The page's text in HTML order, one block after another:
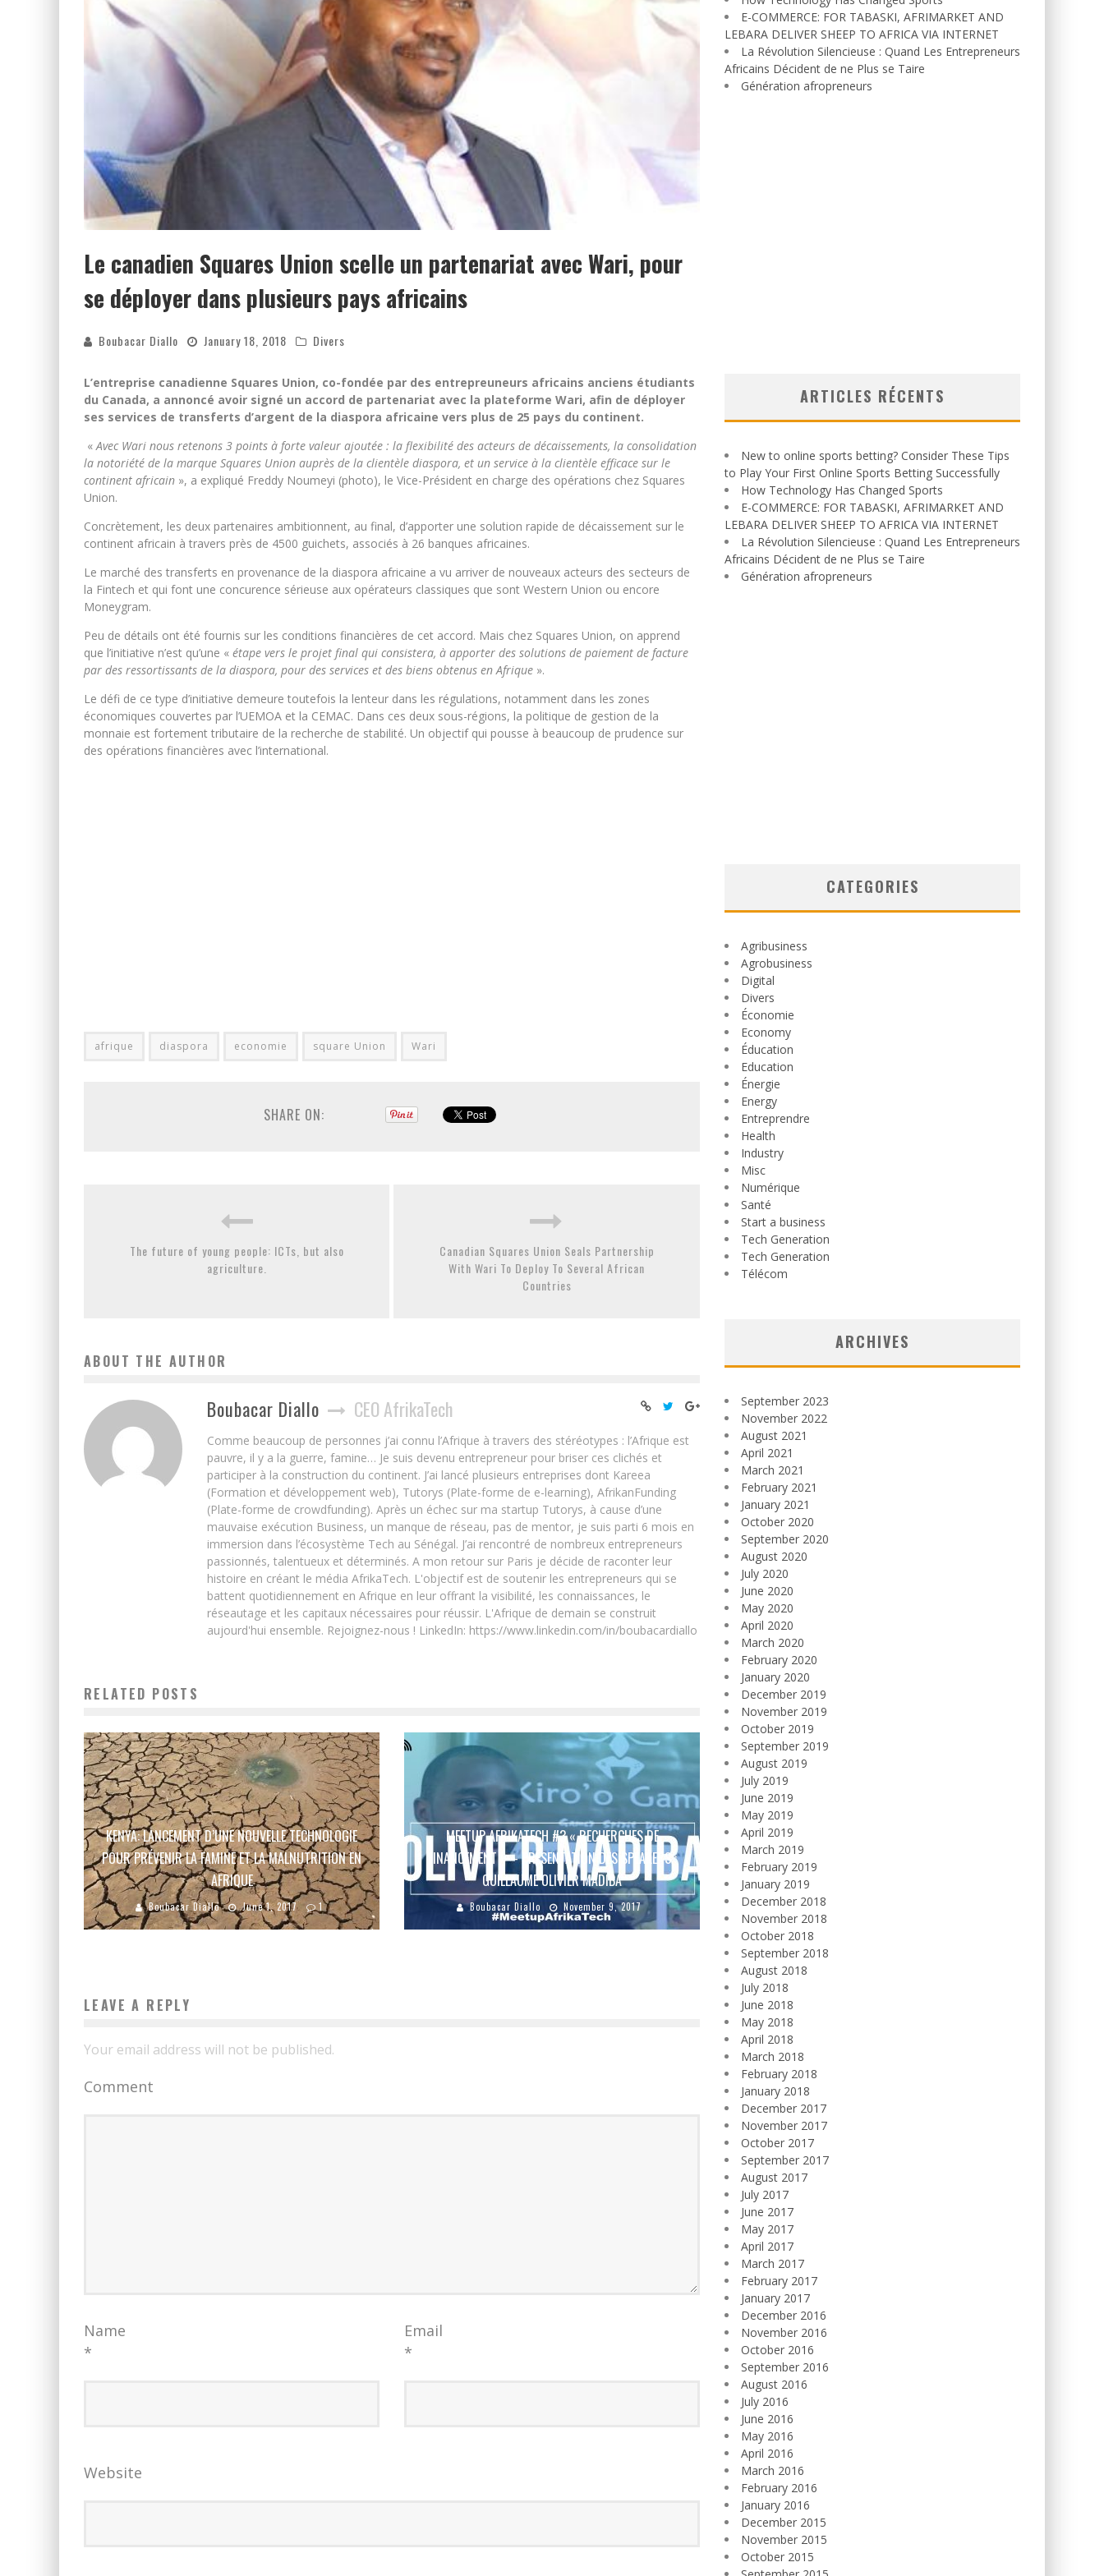
Le canadien Squares Union scelle un partenariat avec Wari, pour
se déployer dans plusieurs pays africains
Boubacar Diallo January 18, 2018 Divers
L’entreprise canadienne Squares Union, co-fondée par des entrepreuneurs africains anciens étudiants
du Canada, a annoncé avoir signé un accord de partenariat avec la plateforme Wari, afin de déployer
ses services de transferts d’argent de la diaspora africaine vers plus de 25 pays du continent.
« Avec Wari nous retenons 3 points à forte valeur ajoutée : la flexibilité des acteurs de décaissements, la consolidation
la notoriété de la marque Squares Union auprès de la clientèle diaspora, et un service à la clientèle efficace sur le
continent africain », a expliqué Freddy Noumeyi (photo), le Vice-Président en charge des opérations chez Squares
Union.
Concrètement, les deux partenaires ambitionnent, au final, d’apporter une solution rapide de décaissement sur le
continent africain à travers près de 4500 guichets, associés à 26 banques africaines.
Le marché des transferts en provenance de la diaspora africaine a vu arriver de nouveaux acteurs des secteurs de
la Fintech et qui font une concurence sérieuse aux opérateurs classiques que sont Western Union ou encore
Moneygram.
Peu de détails ont été fournis sur les conditions financières de cet accord. Mais chez Squares Union, on apprend
que l’initiative n’est qu’une « étape vers le projet final qui consistera, à apporter des solutions de paiement de facture
par des ressortissants de la diaspora, pour des services et des biens obtenus en Afrique ».
Le défi de ce type d’initiative demeure toutefois la lenteur dans les régulations, notamment dans les zones
économiques couvertes par l’UEMOA et la CEMAC. Dans ces deux sous-régions, la politique de gestion de la
monnaie est fortement tributaire de la recherche de stabilité. Un objectif qui pousse à beaucoup de prudence sur
des opérations financières avec l’international.
afrique diaspora economie square Union Wari
SHARE ON:
The future of young people: ICTs, but also
agriculture.
Canadian Squares Union Seals Partnership
With Wari To Deploy To Several African
Countries
ABOUT THE AUTHOR
Boubacar Diallo CEO AfrikaTech
Comme beaucoup de personnes j’ai connu l’Afrique à travers des stéréotypes : l’Afrique est
pauvre, il y a la guerre, famine… Je suis devenu entrepreneur pour briser ces clichés et
participer à la construction du continent. J’ai lancé plusieurs entreprises dont Kareea
(Formation et développement web), Tutorys (Plate-forme de e-learning), AfrikanFunding
(Plate-forme de crowdfunding). Après un échec sur ma startup Tutorys, à cause d’une
mauvaise exécution Business, un manque de réseau, pas de mentor, je suis parti 6 mois en
immersion dans l’écosystème Tech au Sénégal. J’ai rencontré de nombreux entrepreneurs
passionnés, talentueux et déterminés. A mon retour sur Paris je décide de raconter leur
histoire en créant le média AfrikaTech. L'objectif est de soutenir les entrepreneurs qui se
battent quotidiennement en Afrique en leur offrant la visibilité, les connaissances, le
réseautage et les capitaux nécessaires pour réussir. L'Afrique de demain se construit
aujourd'hui ensemble. Rejoignez-nous ! LinkedIn: https://www.linkedin.com/in/boubacardiallo
RELATED POSTS
KENYA: LANCEMENT D’UNE NOUVELLE TECHNOLOGIE
POUR PRÉVENIR LA FAMINE ET LA MALNUTRITION EN
AFRIQUE
Boubacar Diallo June 1, 2017 1
MEETUP AFRIKATECH #3 « RECHERCHES DE
FINANCEMENT » – PRÉSENTATION DES SPEAKERS :
GUILLAUME OLIVIER MADIBA
Boubacar Diallo November 9, 2017
LEAVE A REPLY
Your email address will not be published.
Comment
Name
*
Email
*
Website
E-COMMERCE: FOR TABASKI, AFRIMARKET AND
LEBARA DELIVER SHEEP TO AFRICA VIA INTERNET
La Révolution Silencieuse : Quand Les Entrepreneurs
Africains Décident de ne Plus se Taire
Génération afropreneurs
ARTICLES RÉCENTS
New to online sports betting? Consider These Tips
to Play Your First Online Sports Betting Successfully
How Technology Has Changed Sports
E-COMMERCE: FOR TABASKI, AFRIMARKET AND
LEBARA DELIVER SHEEP TO AFRICA VIA INTERNET
La Révolution Silencieuse : Quand Les Entrepreneurs
Africains Décident de ne Plus se Taire
Génération afropreneurs
CATEGORIES
Agribusiness
Agrobusiness
Digital
Divers
Économie
Economy
Éducation
Education
Énergie
Energy
Entreprendre
Health
Industry
Misc
Numérique
Santé
Start a business
Tech Generation
Tech Generation
Télécom
ARCHIVES
September 2023
November 2022
August 2021
April 2021
March 2021
February 2021
January 2021
October 2020
September 2020
August 2020
July 2020
June 2020
May 2020
April 2020
March 2020
February 2020
January 2020
December 2019
November 2019
October 2019
September 2019
August 2019
July 2019
June 2019
May 2019
April 2019
March 2019
February 2019
January 2019
December 2018
November 2018
October 2018
September 2018
August 2018
July 2018
June 2018
May 2018
April 2018
March 2018
February 2018
January 2018
December 2017
November 2017
October 2017
September 2017
August 2017
July 2017
June 2017
May 2017
April 2017
March 2017
February 2017
January 2017
December 2016
November 2016
October 2016
September 2016
August 2016
July 2016
June 2016
May 2016
April 2016
March 2016
February 2016
January 2016
December 2015
November 2015
October 2015